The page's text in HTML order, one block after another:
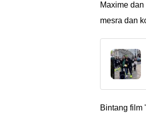
Maxime
mesra dan
Bintang film